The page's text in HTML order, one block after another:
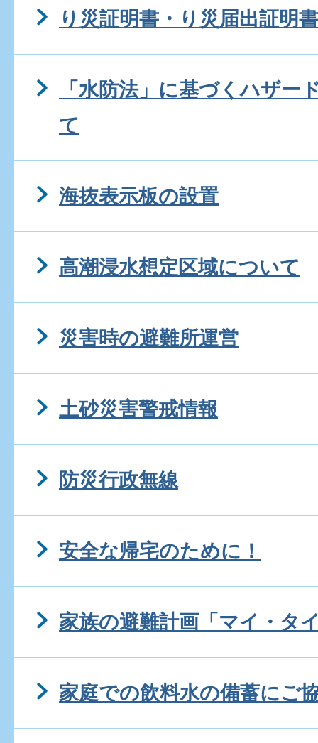
り災証明書・り災届出証明書
「水防法」に基づくハザー
て
海抜表示板の設置
高潮浸水想定区域について
災害時の避難所運営
土砂災害警戒情報
防災行政無線
安全な帰宅のために！
家族の避難計画「マイ・タ
家庭での飲料水の備蓄にご